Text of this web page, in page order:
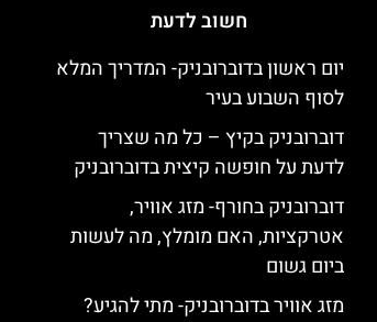
חשוב לדעת
יום ראשון בדוברובניק- המדריך המלא
לסוף השבוע בעיר
דוברובניק בקיץ – כל מה שצריך
לדעת על חופשה קיצית בדוברובניק
דוברובניק בחורף- מזג אוויר,
אטרקציות, האם מומלץ, מה לעשות
ביום גשום
מזג אוויר בדוברובניק- מתי להגיע?